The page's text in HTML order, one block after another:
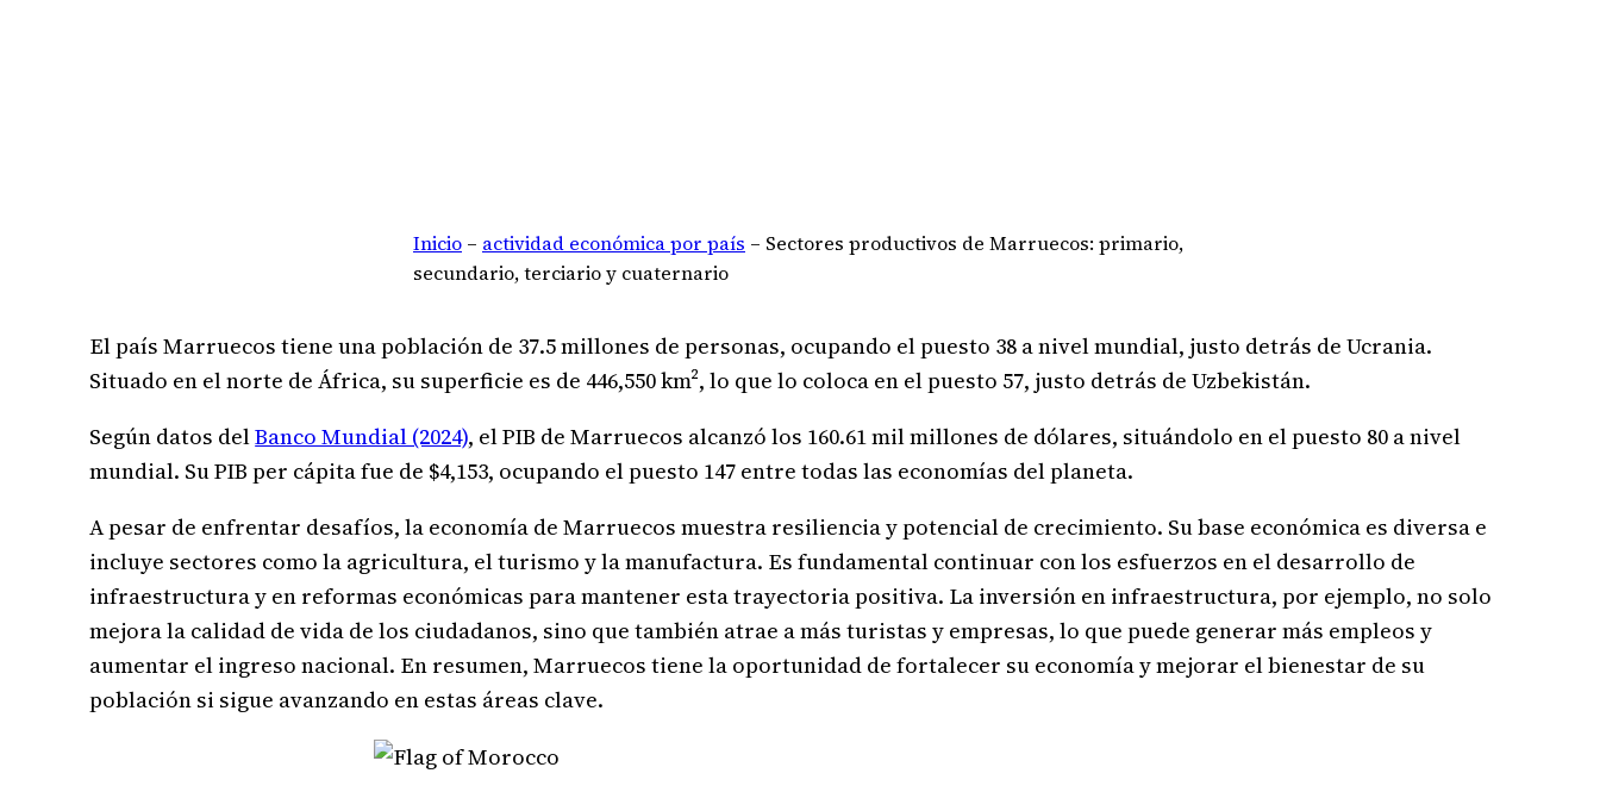
Inicio – actividad económica por país – Sectores productivos de Marruecos: primario,
secundario, terciario y cuaternario
El país Marruecos tiene una población de 37.5 millones de personas, ocupando el puesto 38 a nivel mundial, justo detrás de Ucrania.
Situado en el norte de África, su superficie es de 446,550 km², lo que lo coloca en el puesto 57, justo detrás de Uzbekistán.
Según datos delBanco Mundial (2024), el PIB de Marruecos alcanzó los 160.61 mil millones de dólares, situándolo en el puesto 80 a nivel
mundial. Su PIB per cápita fue de $4,153, ocupando el puesto 147 entre todas las economías del planeta.
A pesar de enfrentar desafíos, la economía de Marruecos muestra resiliencia y potencial de crecimiento. Su base económica es diversa e
incluye sectores como la agricultura, el turismo y la manufactura. Es fundamental continuar con los esfuerzos en el desarrollo de
infraestructura y en reformas económicas para mantener esta trayectoria positiva. La inversión en infraestructura, por ejemplo, no solo
mejora la calidad de vida de los ciudadanos, sino que también atrae a más turistas y empresas, lo que puede generar más empleos y
aumentar el ingreso nacional. En resumen, Marruecos tiene la oportunidad de fortalecer su economía y mejorar el bienestar de su
población si sigue avanzando en estas áreas clave.